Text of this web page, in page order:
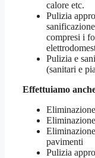
calore etc.
Pulizia
compresi i
Pulizia e
(sanitari e
Effettuiamo
pavimenti
Pulizia